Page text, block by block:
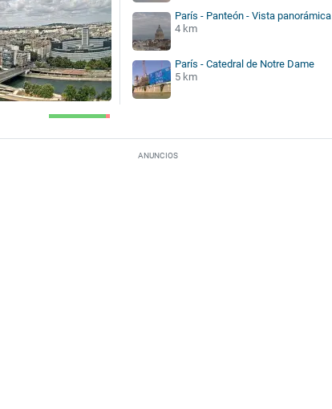
París - Panteón - Vista panorámica
4 km
París - Catedral de Notre Dame
5 km
ANUNCIOS